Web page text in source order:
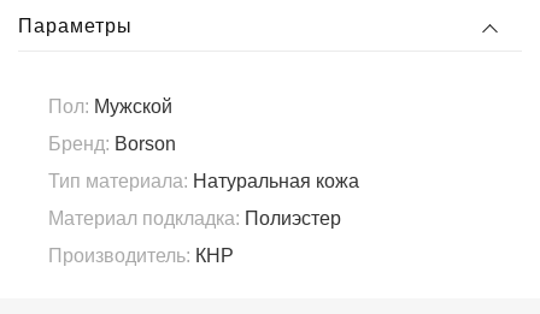
Параметры
Пол: Мужской
Бренд: Borson
Тип материала: Натуральная кожа
Материал подкладка: Полиэстер
Производитель: КНР